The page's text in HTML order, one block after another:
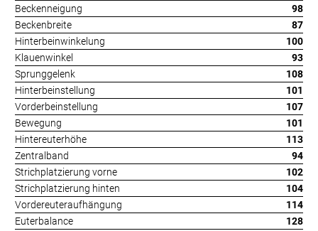
Beckenneigung
98
Beckenbreite
87
Hinterbeinwinkelung
100
Klauenwinkel
93
Sprunggelenk
108
Hinterbeinstellung
101
Vorderbeinstellung
107
Bewegung
101
Hintereuterhöhe
113
Zentralband
94
Strichplatzierung vorne
102
Strichplatzierung hinten
104
Vordereuteraufhängung
114
Euterbalance
128